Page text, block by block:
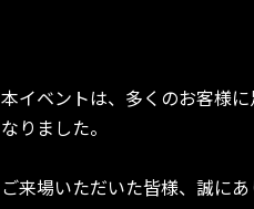
本イベントは、多くのお客様
なりました。
ご来場いただいた皆様、誠にあ